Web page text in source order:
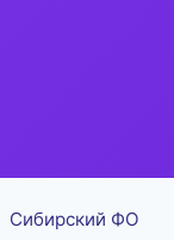
Сибирский ФО